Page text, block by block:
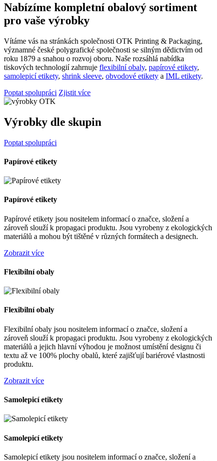
Nabízíme kompletní obalový sortiment
pro vaše výrobky
Vítáme vás na stránkách společnosti OTK Printing & Packaging,
významné české polygrafické společnosti se silným dědictvím od
roku 1879 a snahou o rozvoj oboru. Naše rozsáhlá nabídka
tiskových technologií zahrnuje flexibilní obaly, papírové etikety,
samolepicí etikety, shrink sleeve, obvodové etikety a IML etikety.
Poptat spolupráci Zjistit více
Výrobky dle skupin
Poptat spolupráci
Papírové etikety
Papírové etikety
Papírové etikety jsou nositelem informací o značce, složení a
zároveň slouží k propagaci produktu. Jsou vyrobeny z ekologických
materiálů a mohou být tištěné v různých formátech a designech.
Zobrazit více
Flexibilní obaly
Flexibilní obaly
Flexibilní obaly jsou nositelem informací o značce, složení a
zároveň slouží k propagaci produktu. Jsou vyrobeny z ekologických
materiálů a jejich hlavní výhodou je možnost umístění designu či
textu až ve 100% plochy obalů, které zajišťují bariérové vlastnosti
produktu.
Zobrazit více
Samolepicí etikety
Samolepicí etikety
Samolepicí etikety jsou nositelem informací o značce, složení a